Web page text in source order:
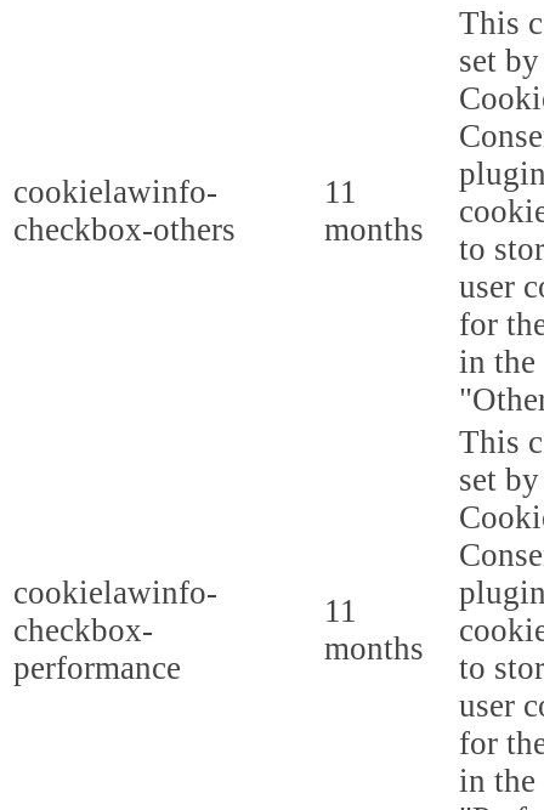
cookielawinfo-
checkbox-others
11
months
This
set
to
user
for
in the
cookielawinfo-
checkbox-
performance
11
months
This
set
to
user
for
in the